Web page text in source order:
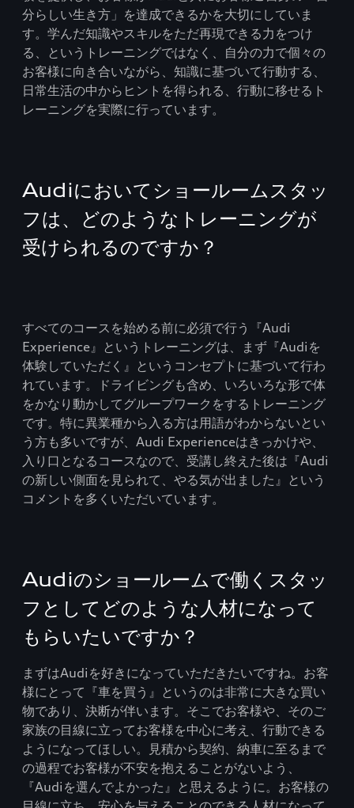
分らしい生き方」を達成できるかを大切にしていま
す。学んだ知識やスキルをただ再現できる力をつけ
る、というトレーニングではなく、自分の力で個々の
お客様に向き合いながら、知識に基づいて行動する、
日常生活の中からヒントを得られる、行動に移せるト
レーニングを実際に行っています。
Audiにおいてショールームスタッ
フは、どのようなトレーニングが
受けられるのですか？
すべてのコースを始める前に必須で行う『Audi
Experience』というトレーニングは、まず『Audiを
体験していただく』というコンセプトに基づいて行わ
れています。ドライビングも含め、いろいろな形で体
をかなり動かしてグループワークをするトレーニング
です。特に異業種から入る方は用語がわからないとい
う方も多いですが、Audi Experienceはきっかけや、
入り口となるコースなので、受講し終えた後は『Audi
の新しい側面を見られて、やる気が出ました』という
コメントを多くいただいています。
Audiのショールームで働くスタッ
フとしてどのような人材になって
もらいたいですか？
まずはAudiを好きになっていただきたいですね。お客
様にとって『車を買う』というのは非常に大きな買い
物であり、決断が伴います。そこでお客様や、そのご
家族の目線に立ってお客様を中心に考え、行動できる
ようになってほしい。見積から契約、納車に至るまで
の過程でお客様が不安を抱えることがないよう、
『Audiを選んでよかった』と思えるように。お客様の